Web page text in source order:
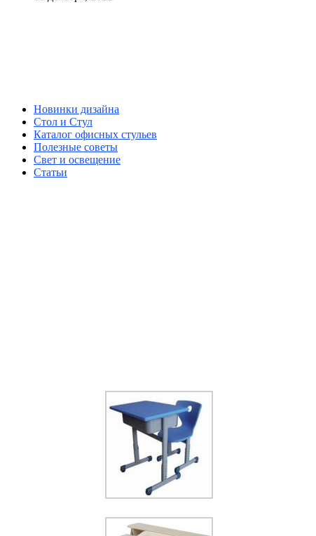
Новинки дизайна
Стол и Стул
Каталог офисных стульев
Полезные советы
Свет и освещение
Статьи